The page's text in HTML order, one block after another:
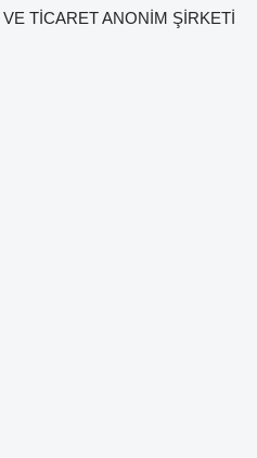
TİCARET ANONİM ŞİRKETİ